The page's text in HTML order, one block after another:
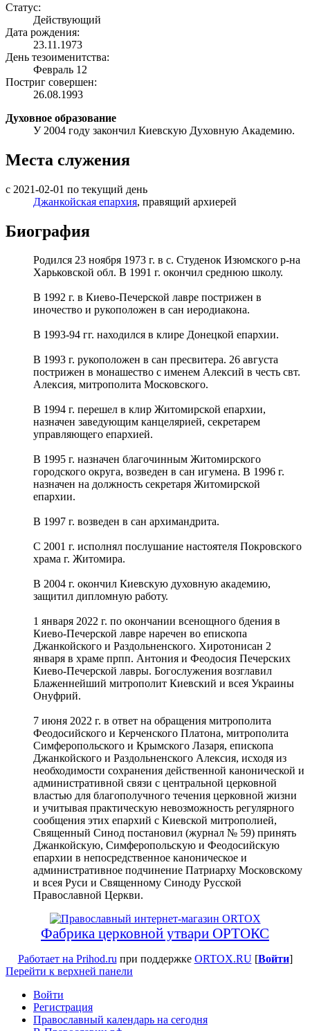
Статус:
Действующий
Дата рождения:
23.11.1973
День тезоименитства:
Февраль 12
Постриг совершен:
26.08.1993
Духовное образование
У 2004 году закончил Киевскую Духовную Академию.
Места служения
с 2021-02-01 по текущий день
Джанкойская епархия, правящий архиерей
Биография
Родился 23 ноября 1973 г. в с. Студенок Изюмского р-на
Харьковской обл. В 1991 г. окончил среднюю школу.
В 1992 г. в Киево-Печерской лавре пострижен в
иночество и рукоположен в сан иеродиакона.
В 1993-94 гг. находился в клире Донецкой епархии.
В 1993 г. рукоположен в сан пресвитера. 26 августа
пострижен в монашество с именем Алексий в честь свт.
Алексия, митрополита Московского.
В 1994 г. перешел в клир Житомирской епархии,
назначен заведующим канцелярией, секретарем
управляющего епархией.
В 1995 г. назначен благочинным Житомирского
городского округа, возведен в сан игумена. В 1996 г.
назначен на должность секретаря Житомирской
епархии.
В 1997 г. возведен в сан архимандрита.
С 2001 г. исполнял послушание настоятеля Покровского
храма г. Житомира.
В 2004 г. окончил Киевскую духовную академию,
защитил дипломную работу.
1 января 2022 г. по окончании всенощного бдения в
Киево-Печерской лавре наречен во епископа
Джанкойского и Раздольненского. Хиротонисан 2
января в храме прпп. Антония и Феодосия Печерских
Киево-Печерской лавры. Богослужения возглавил
Блаженнейший митрополит Киевский и всея Украины
Онуфрий.
7 июня 2022 г. в ответ на обращения митрополита
Феодосийского и Керченского Платона, митрополита
Симферопольского и Крымского Лазаря, епископа
Джанкойского и Раздольненского Алексия, исходя из
необходимости сохранения действенной канонической и
административной связи с центральной церковной
властью для благополучного течения церковной жизни
и учитывая практическую невозможность регулярного
сообщения этих епархий с Киевской митрополией,
Священный Синод постановил (журнал № 59) принять
Джанкойскую, Симферопольскую и Феодосийскую
епархии в непосредственное каноническое и
административное подчинение Патриарху Московскому
и всея Руси и Священному Синоду Русской
Православной Церкви.
Фабрика церковной утвари ОРТОКС
Работает на Prihod.ruпри поддержке ORTOX.RU[Войти]
Перейти к верхней панели
Войти
Регистрация
Православный календарь на сегодня